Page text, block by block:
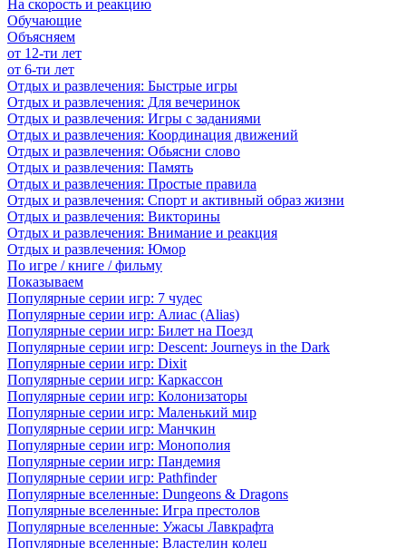
На скорость и реакцию
Обучающие
Объясняем
от 12-ти лет
от 6-ти лет
Отдых и развлечения: Быстрые игры
Отдых и развлечения: Для вечеринок
Отдых и развлечения: Игры с заданиями
Отдых и развлечения: Координация движений
Отдых и развлечения: Обьясни слово
Отдых и развлечения: Память
Отдых и развлечения: Простые правила
Отдых и развлечения: Спорт и активный образ жизни
Отдых и развлечения: Викторины
Отдых и развлечения: Внимание и реакция
Отдых и развлечения: Юмор
По игре / книге / фильму
Показываем
Популярные серии игр: 7 чудес
Популярные серии игр: Алиас (Alias)
Популярные серии игр: Билет на Поезд
Популярные серии игр: Descent: Journeys in the Dark
Популярные серии игр: Dixit
Популярные серии игр: Каркассон
Популярные серии игр: Колонизаторы
Популярные серии игр: Маленький мир
Популярные серии игр: Манчкин
Популярные серии игр: Монополия
Популярные серии игр: Пандемия
Популярные серии игр: Pathfinder
Популярные вселенные: Dungeons & Dragons
Популярные вселенные: Игра престолов
Популярные вселенные: Ужасы Лавкрафта
Популярные вселенные: Властелин колец